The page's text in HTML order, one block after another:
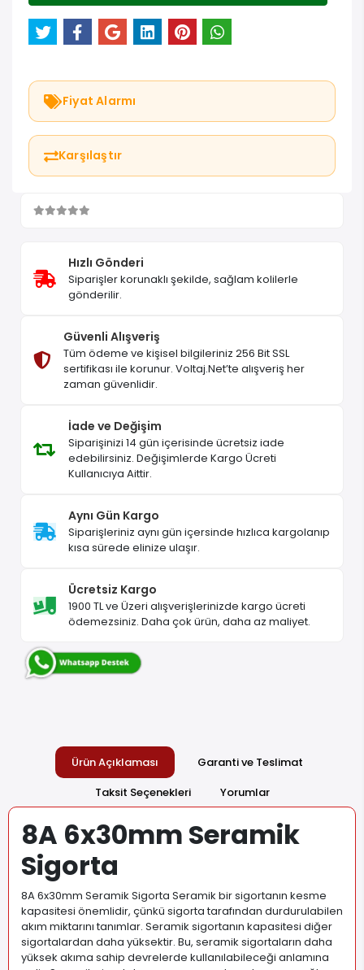
Fiyat Alarmı
Karşılaştır
Hızlı Gönderi
Siparişler korunaklı şekilde, sağlam kolilerle
gönderilir.
Güvenli Alışveriş
Tüm ödeme ve kişisel bilgileriniz 256 Bit SSL
sertifikası ile korunur. Voltaj.Net’te alışveriş her
zaman güvenlidir.
İade ve Değişim
Siparişinizi 14 gün içerisinde ücretsiz iade
edebilirsiniz. Değişimlerde Kargo Ücreti
Kullanıcıya Aittir.
Aynı Gün Kargo
Siparişleriniz aynı gün içersinde hızlıca kargolanıp
kısa sürede elinize ulaşır.
Ücretsiz Kargo
1900 TL ve Üzeri alışverişlerinizde kargo ücreti
ödemezsiniz. Daha çok ürün, daha az maliyet.
Ürün Açıklaması
Garanti ve Teslimat
Taksit Seçenekleri
Yorumlar
8A 6x30mm Seramik
Sigorta
8A 6x30mm Seramik Sigorta Seramik bir sigortanın kesme
kapasitesi önemlidir, çünkü sigorta tarafından durdurulabilen
akım miktarını tanımlar. Seramik sigortanın kapasitesi diğer
sigortalardan daha yüksektir. Bu, seramik sigortaların daha
yüksek akıma sahip devrelerde kullanılabileceği anlamına